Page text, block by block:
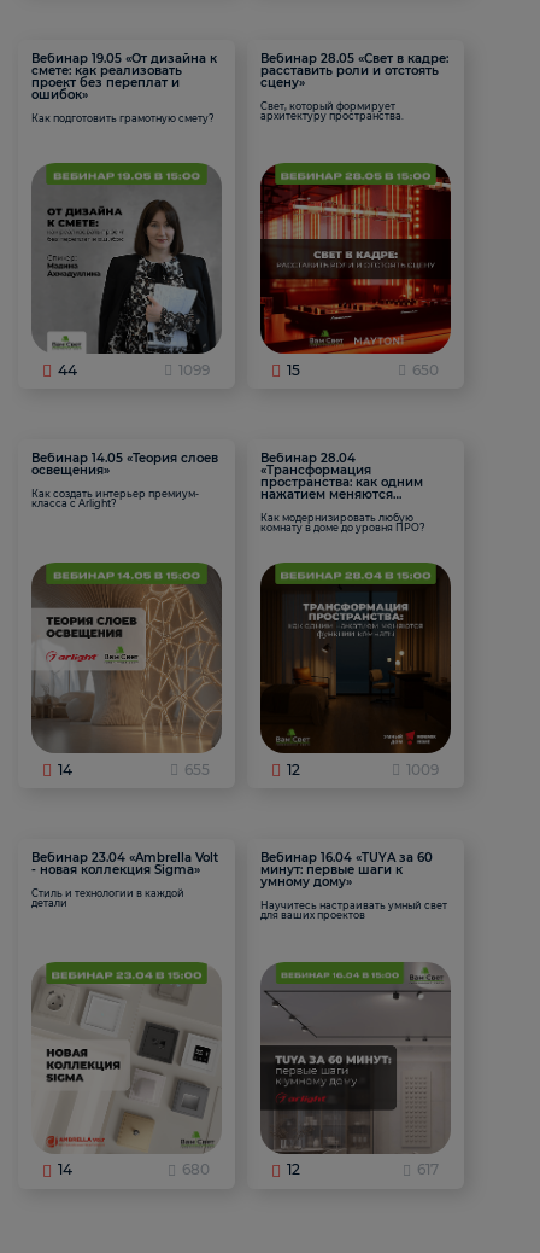
Вебинар 19.05 «От дизайна к
смете: как реализовать
проект без переплат и
ошибок»
Как подготовить грамотную смету?
44 1099
Вебинар 28.05 «Свет в кадре:
расставить роли и отстоять
сцену»
Свет, который формирует
архитектуру пространства.
15 650
Вебинар 14.05 «Теория слоев
освещения»
Как создать интерьер премиум-
класса с Arlight?
14 655
Вебинар 28.04
«Трансформация
пространства: как одним
нажатием меняются
Как модернизировать любую
комнату в доме до уровня ПРО?
12 1009
Вебинар 23.04 «Ambrella Volt
- новая коллекция Sigma»
Стиль и технологии в каждой
детали
14 680
Вебинар 16.04 «TUYA за 60
минут: первые шаги к
умному дому»
Научитесь настраивать умный свет
для ваших проектов
12 617